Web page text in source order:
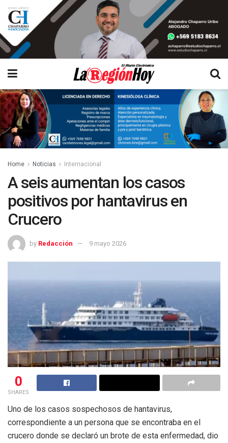
Home Noticias Internacional
A seis aumentan los casos
positivos por hantavirus en
Crucero
by Redacción 9 mayo 2026
0
SHARES
Uno de los casos sospechosos de hantavirus,
correspondiente a un persona que se encontraba en el
crucero donde se declaró un brote de esta enfermedad, dio